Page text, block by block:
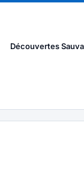
Découvertes